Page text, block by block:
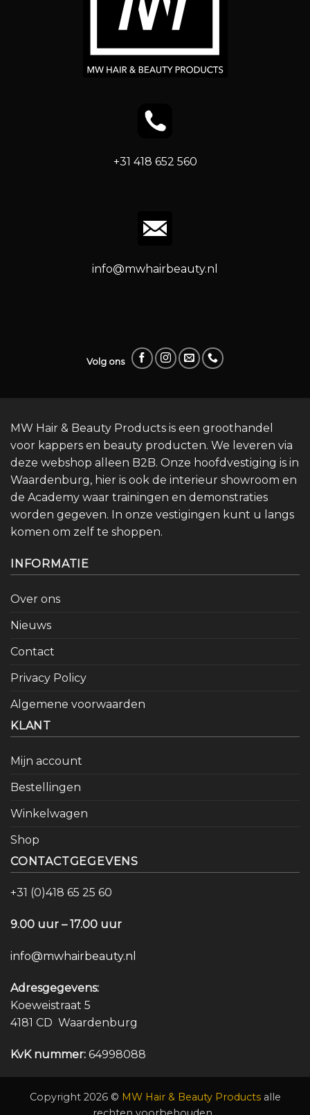
+31 418 652 560
info@mwhairbeauty.nl
Volg ons
MW Hair & Beauty Products is een groothandel
voor kappers en beauty producten. We leveren via
deze webshop alleen B2B. Onze hoofdvestiging is in
Waardenburg, hier is ook de interieur showroom en
de Academy waar trainingen en demonstraties
worden gegeven. In onze vestigingen kunt u langs
komen om zelf te shoppen.
INFORMATIE
Over ons
Nieuws
Contact
Privacy Policy
Algemene voorwaarden
KLANT
Mijn account
Bestellingen
Winkelwagen
Shop
CONTACTGEGEVENS
+31 (0)418 65 25 60
9.00 uur – 17.00 uur
info@mwhairbeauty.nl
Adresgegevens:
Koeweistraat 5
4181 CD Waardenburg
KvK nummer: 64998088
Copyright 2026 © MW Hair & Beauty Productsalle